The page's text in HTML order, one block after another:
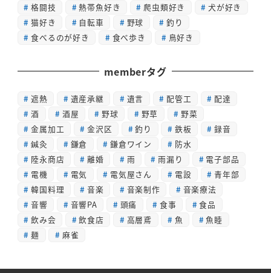
格闘技
熱帯魚好き 爬虫類好き
犬が好き
猫好き
自転車 野球
釣り
食べるのが好き
食べ歩き 鳥好き
memberタグ
遮熱 遺産承継 遺言 配管工
配達
酒
酒屋 野球 野草
野菜
金属加工
金沢区 釣り 鉄板
録音
鍼灸
鎌倉 鎌倉ワイン
防水
陸永商店
離婚 雨 雨漏り
電子部品
電機
電気 電気屋さん 電設
青年部
韓国料理
音楽 音楽制作
音楽療法
音響
音響PA 頭痛 食事
食品
飲み会
飲食店 高層鳶 魚
魚睦
麺
麻雀